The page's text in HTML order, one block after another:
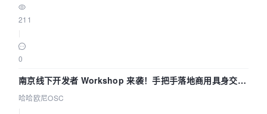
211
0
南京线下开发者 Workshop 来袭！手把手落地商用具身交互
智能 Agent 应用
哈哈欧尼OSC